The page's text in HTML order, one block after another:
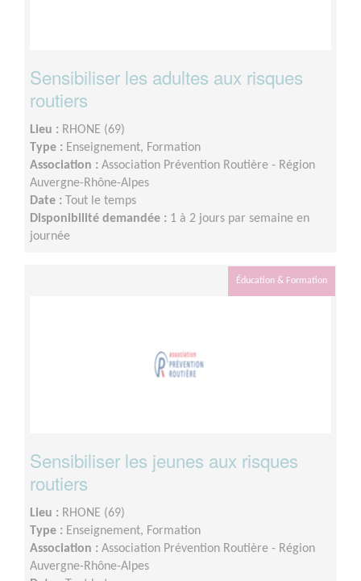
Sensibiliser les adultes aux risques
routiers
Lieu : RHONE (69)
Type : Enseignement, Formation
Association : Association Prévention Routière - Région
Auvergne-Rhône-Alpes
Date :
Tout le temps
Disponibilité demandée : 1 à 2 jours par semaine en
journée
Éducation & Formation
Sensibiliser les jeunes aux risques
routiers
Lieu : RHONE (69)
Type : Enseignement, Formation
Association : Association Prévention Routière - Région
Auvergne-Rhône-Alpes